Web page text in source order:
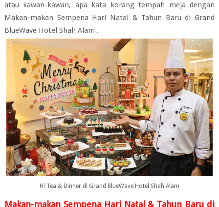
atau kawan-kawan, apa kata korang tempah meja dengan
Makan-makan Sempena Hari Natal & Tahun Baru di Grand
BlueWave Hotel Shah Alam .
Hi Tea & Dinner di Grand BlueWave Hotel Shah Alam
Makan-makan Sempena Hari Natal & Tahun Baru di